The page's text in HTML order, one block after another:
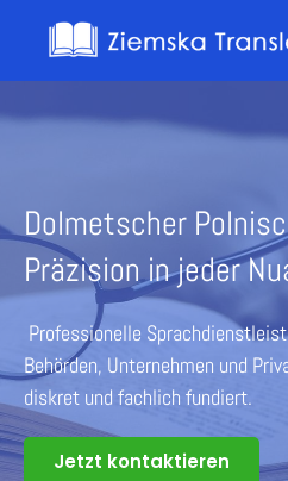
Dolmetscher
Präzision in jeder
Professionelle
Behörden, Unternehmen und
diskret und fachlich fundiert.
Jetzt kontaktieren